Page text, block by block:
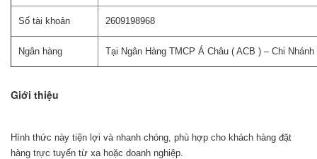
Số tài khoản 2609198968
Ngân hàng Tại Ngân Hàng TMCP Á Châu ( ACB ) – Chi
Giới thiệu
Hình thức này tiện lợi và nhanh chóng, phù hợp cho khách hàng đặt
hàng trực tuyến từ xa hoặc doanh nghiệp.